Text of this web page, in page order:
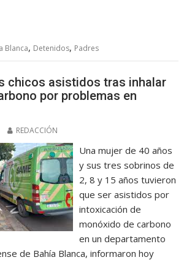
Blanca, Detenidos, Padres
chicos asistidos tras inhalar
por problemas en
REDACCIÓN
Una mujer de 40 años
y sus tres sobrinos de
2, 8 y 15 años tuvieron
que ser asistidos por
intoxicación de
monóxido de carbono
en un departamento
de Bahía Blanca, informaron hoy